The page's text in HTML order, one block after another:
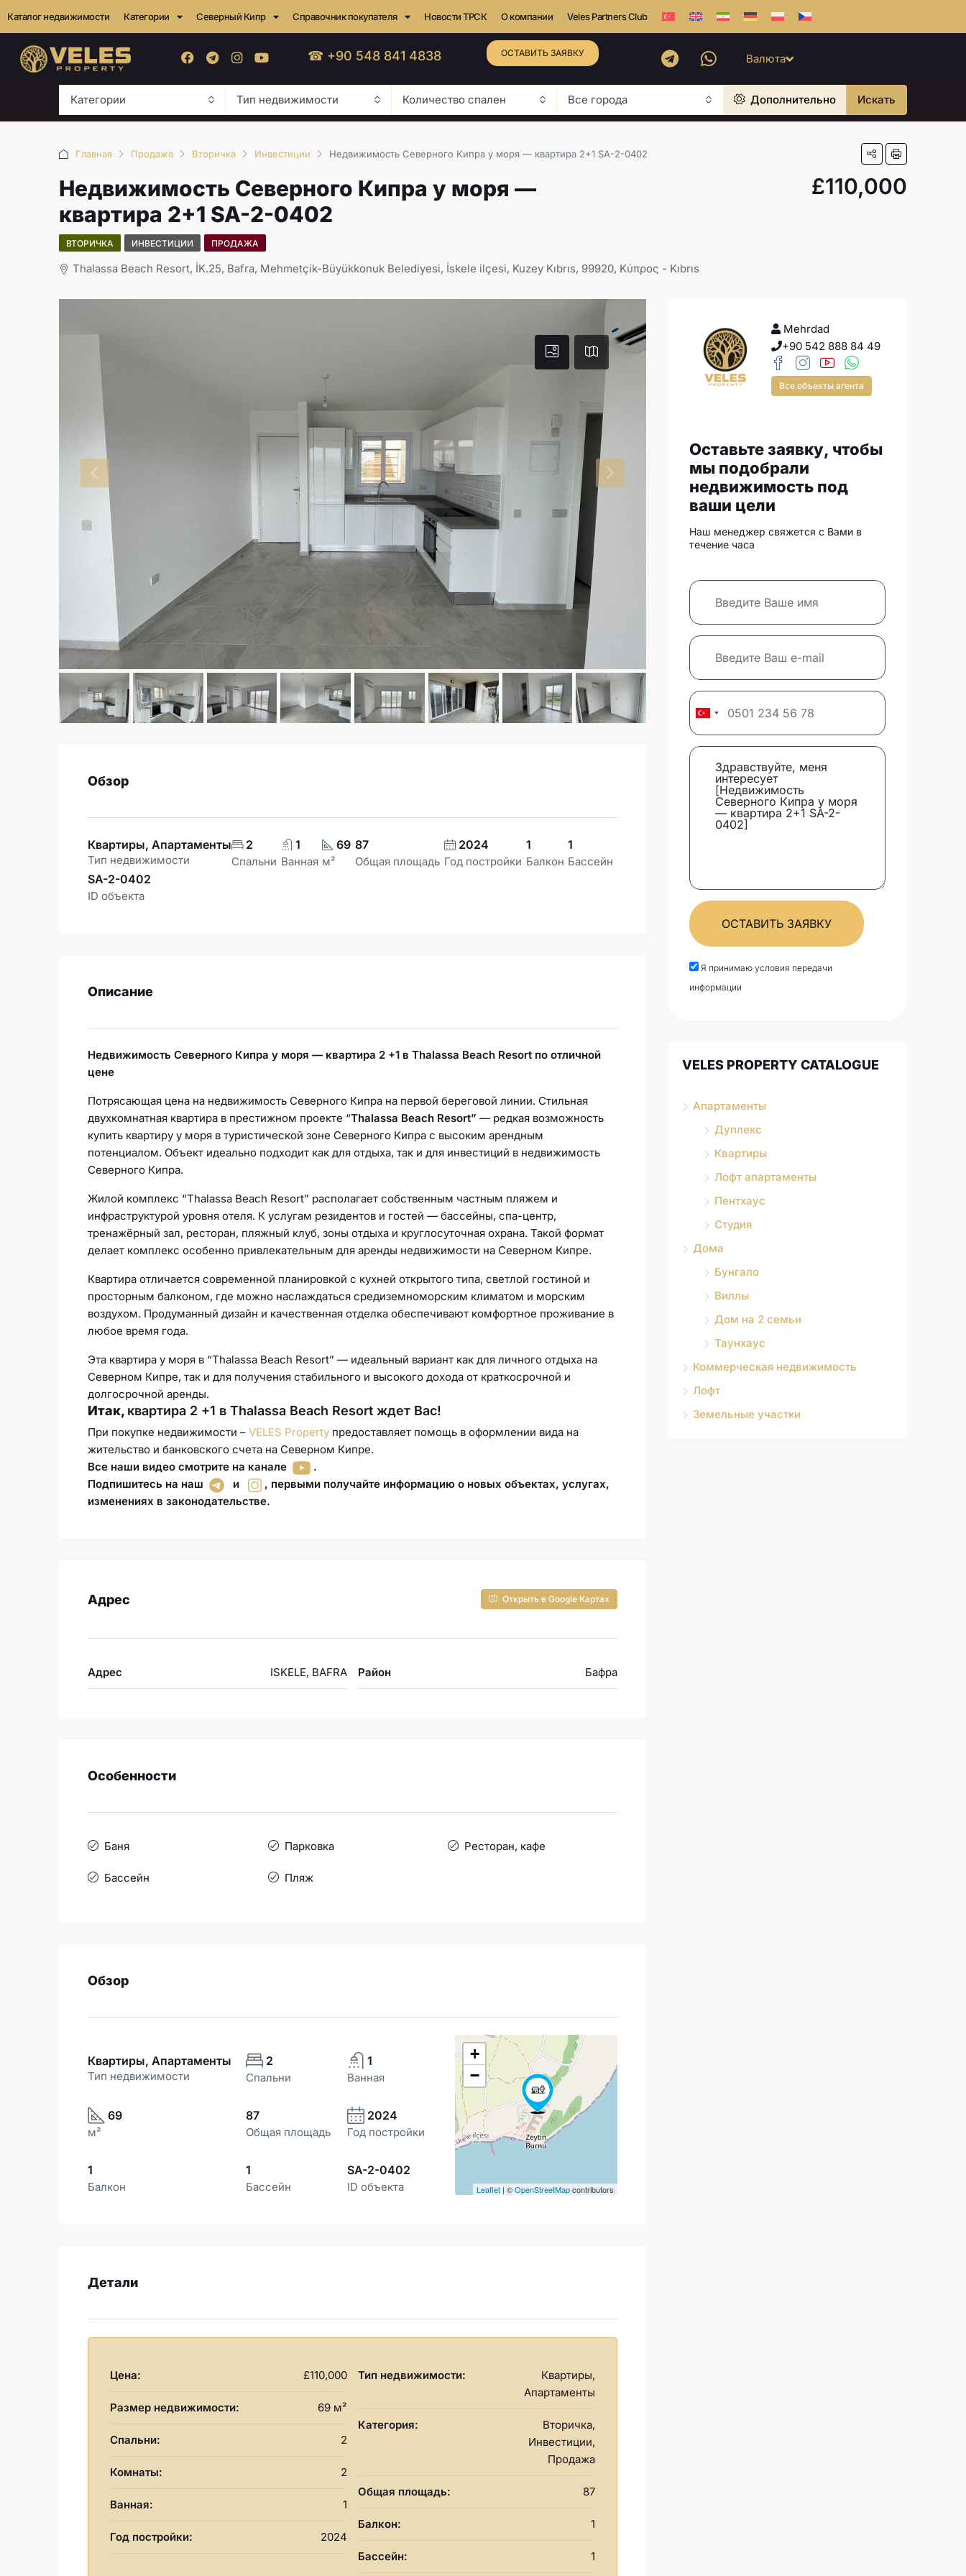
Каталог недвижимости Категории Северный Кипр Справочник покупателя Новости ТРСК О компании Veles Partners Club
☎ +90 548 841 4838 ОСТАВИТЬ ЗАЯВКУ Валюта
Категории Тип недвижимости Количество спален Все города Дополнительно Искать
Главная Продажа Вторичка Инвестиции Недвижимость Северного Кипра у моря — квартира 2+1 SA-2-0402
Недвижимость Северного Кипра у моря —
квартира 2+1 SA-2-0402
£110,000
ВТОРИЧКА ИНВЕСТИЦИИ ПРОДАЖА
Thalassa Beach Resort, İK.25, Bafra, Mehmetçik-Büyükkonuk Belediyesi, İskele ilçesi, Kuzey Kıbrıs, 99920, Κύπρος - Kıbrıs
Обзор
Квартиры, Апартаменты
Тип недвижимости
2
Спальни
1
Ванная
69
м²
87
Общая площадь
2024
Год постройки
1
Балкон
1
Бассейн
SA-2-0402
ID объекта
Описание
Недвижимость Северного Кипра у моря — квартира 2 +1 в Thalassa Beach Resort по отличной
цене
Потрясающая цена на недвижимость Северного Кипра на первой береговой линии. Стильная
двухкомнатная квартира в престижном проекте “Thalassa Beach Resort” — редкая возможность
купить квартиру у моря в туристической зоне Северного Кипра с высоким арендным
потенциалом. Объект идеально подходит как для отдыха, так и для инвестиций в недвижимость
Северного Кипра.
Жилой комплекс “Thalassa Beach Resort” располагает собственным частным пляжем и
инфраструктурой уровня отеля. К услугам резидентов и гостей — бассейны, спа-центр,
тренажёрный зал, ресторан, пляжный клуб, зоны отдыха и круглосуточная охрана. Такой формат
делает комплекс особенно привлекательным для аренды недвижимости на Северном Кипре.
Квартира отличается современной планировкой с кухней открытого типа, светлой гостиной и
просторным балконом, где можно наслаждаться средиземноморским климатом и морским
воздухом. Продуманный дизайн и качественная отделка обеспечивают комфортное проживание в
любое время года.
Эта квартира у моря в “Thalassa Beach Resort” — идеальный вариант как для личного отдыха на
Северном Кипре, так и для получения стабильного и высокого дохода от краткосрочной и
долгосрочной аренды.
Итак, квартира 2 +1 в Thalassa Beach Resort ждет Вас!
При покупке недвижимости – VELES Property предоставляет помощь в оформлении вида на
жительство и банковского счета на Северном Кипре.
Все наши видео смотрите на канале
.
Подпишитесь на наш
и , первыми получайте информацию о новых объектах, услугах,
изменениях в законодательстве.
Адрес Открыть в Google Картах
Адрес ISKELE, BAFRA Район Бафра
Особенности
Баня
Бассейн
Парковка
Пляж
Ресторан, кафе
Обзор
Квартиры, Апартаменты
Тип недвижимости
2
Спальни
1
Ванная
69
м²
87
Общая площадь
2024
Год постройки
1
Балкон
1
Бассейн
SA-2-0402
ID объекта
+
−
Leaflet| ©OpenStreetMapcontributors
Детали
Цена: £110,000
Размер недвижимости: 69 м²
Спальни: 2
Комнаты: 2
Ванная: 1
Год постройки: 2024
Тип недвижимости:
Квартиры,
Апартаменты
Категория:
Вторичка,
Инвестиции,
Продажа
Общая площадь: 87
Балкон: 1
Бассейн: 1
Mehrdad
+90 542 888 84 49
Все объекты агента
Оставьте заявку, чтобы
мы подобрали
недвижимость под
ваши цели
Наш менеджер свяжется с Вами в
течение часа
ОСТАВИТЬ ЗАЯВКУ
Я принимаю условия передачи
информации
VELES PROPERTY CATALOGUE
Апартаменты
Дуплекс
Квартиры
Лофт апартаменты
Пентхаус
Студия
Дома
Бунгало
Виллы
Дом на 2 семьи
Таунхаус
Коммерческая недвижимость
Лофт
Земельные участки